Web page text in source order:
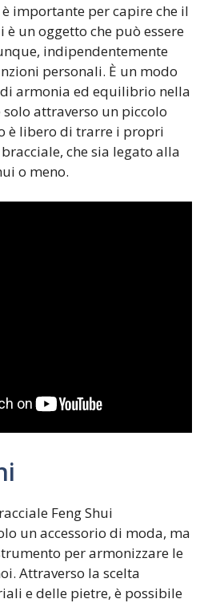
importante per capire che il
è un oggetto che può essere
indipendentemente
personali. È un modo
armonia ed equilibrio nella
attraverso un piccolo
è libero di trarre i propri
che sia legato alla
o meno.
Feng Shui
un accessorio di moda, ma
per armonizzare le
Attraverso la scelta
e delle pietre, è possibile